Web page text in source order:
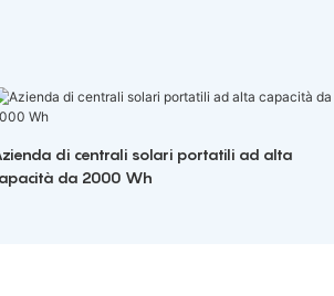
di centrali solari portatili ad alta
da 2000 Wh